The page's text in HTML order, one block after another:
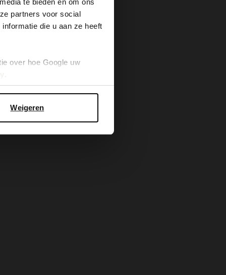
te bieden en om ons
partners voor social
die u aan ze heeft
over hoe Google uw
Weigeren